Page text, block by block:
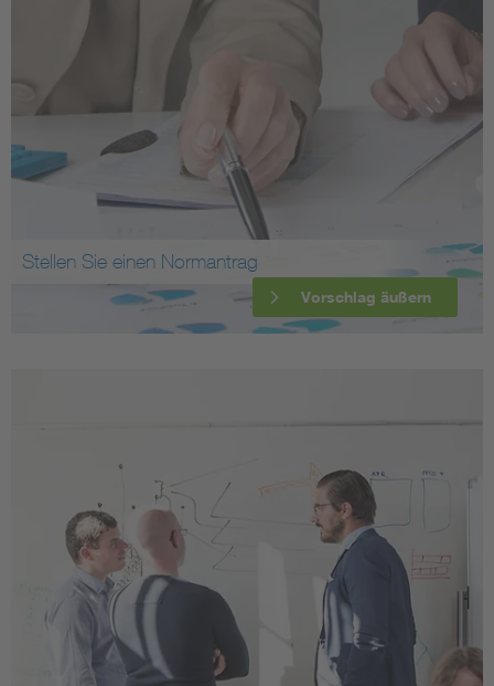
Stellen Sie einen Normantrag
Vorschlag äußern